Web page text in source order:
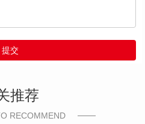
提交
推荐
RECOMMEND